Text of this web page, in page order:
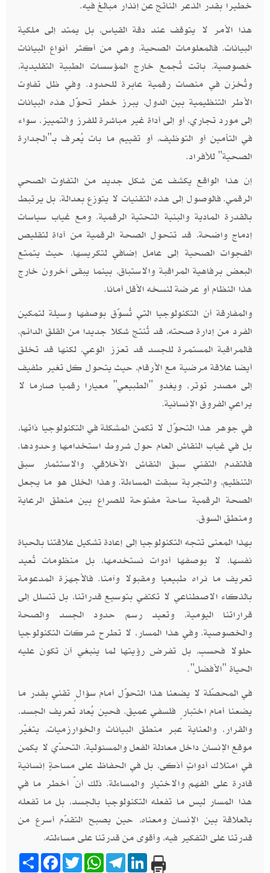
خطيرا بقدر الذعر الناتج عن إنذار مبالغ فيه.
هذا الأمر لا يتوقف عند دقة القياس، بل يمتد إلى ملكية
البيانات. فالمعلومات الصحية، وهي من أكثر أنواع البيانات
خصوصية، باتت تُجمع خارج المؤسسات الطبية التقليدية،
وتُخزن في منصات رقمية عابرة للحدود. وفي ظل تفاوت
الأطر التنظيمية بين الدول، يبرز خطر تحوّل هذه البيانات
إلى مورد تجاري، أو إلى أداة غير مباشرة للفرز والتمييز، سواء
في التأمين أو التوظيف، أو تقييم ما بات يُعرف بـ"الجدارة
الصحية" للأفراد.
إن هذا الواقع يكشف عن شكل جديد من التفاوت الصحي
الرقمي. فالوصول إلى هذه التقنيات لا يتوزع بعدالة، بل يرتبط
بالقدرة المادية والبنية التحتية الرقمية. ومع غياب سياسات
إدماج واضحة، قد تتحول الصحة الرقمية من أداة لتقليص
الفجوات الصحية إلى عامل إضافي لتكريسها، حيث يتمتع
البعض برفاهية المراقبة والاستباق، بينما يبقى آخرون خارج
هذا النظام أو عرضة لنسخه الأقل أمانا.
والمفارقة أن التكنولوجيا التي تُسوّق بوصفها وسيلة لتمكين
الفرد من إدارة صحته، قد تُنتج شكلا جديدا من القلق الدائم.
فالمراقبة المستمرة للجسد قد تعزز الوعي، لكنها قد تخلق
أيضا علاقة مرضية مع الأرقام، حيث يتحول كل تغير طفيف
إلى مصدر توتر، ويغدو "الطبيعي" معيارا رقميا صارما لا
يراعي الفروق الإنسانية.
في جوهر هذا التحوّل لا تكمن المشكلة في التكنولوجيا ذاتها،
بل في غياب النقاش العام حول شروط استخدامها وحدودها.
فالتقدم التقني سبق النقاش الأخلاقي، والاستثمار سبق
التنظيم، والتجربة سبقت المساءلة. وهذا الخلل هو ما يجعل
الصحة الرقمية ساحة مفتوحة للصراع بين منطق الرعاية
ومنطق السوق.
بهذا المعنى تتجه التكنولوجيا إلى إعادة تشكيل علاقتنا بالحياة
نفسها، لا بوصفها أدوات نستخدمها، بل منظومات تُعيد
تعريف ما نراه طبيعيا ومقبولا وآمنا. فالأجهزة المدعومة
بالذكاء الاصطناعي لا تكتفي بتوسيع قدراتنا، بل تتسلل إلى
قراراتنا اليومية، وتعيد رسم حدود الجسد والصحة
والخصوصية. وفي هذا المسار، لا تطرح شركات التكنولوجيا
حلولا فحسب، بل تفرض رؤيتها لما ينبغي أن تكون عليه
الحياة "الأفضل".
في المحصّلة لا يضعنا هذا التحوّل أمام سؤالٍ تقني بقدر ما
يضعنا أمام اختبارٍ فلسفي عميق. فحين يُعاد تعريف الجسد،
والقرار، والعناية عبر منطق البيانات والخوارزميات، يتغيّر
موقع الإنسان داخل معادلة الفعل والمسئولية. التحدّي لا يكمن
في امتلاك أدواتٍ أذكى، بل في الحفاظ على مساحةٍ إنسانية
قادرة على الفهم والاختيار والمساءلة. ذلك أنّ أخطر ما في
هذا المسار ليس ما تفعله التكنولوجيا بالجسد، بل ما تفعله
بالعلاقة بين الإنسان ومعناه، حين يصبح التقدّم أسرع من
قدرتنا على التفكير فيه، وأقوى من قدرتنا على مساءلته.
Share
FacebookTwitter
WhatsApp
Telegram
LinkedIn